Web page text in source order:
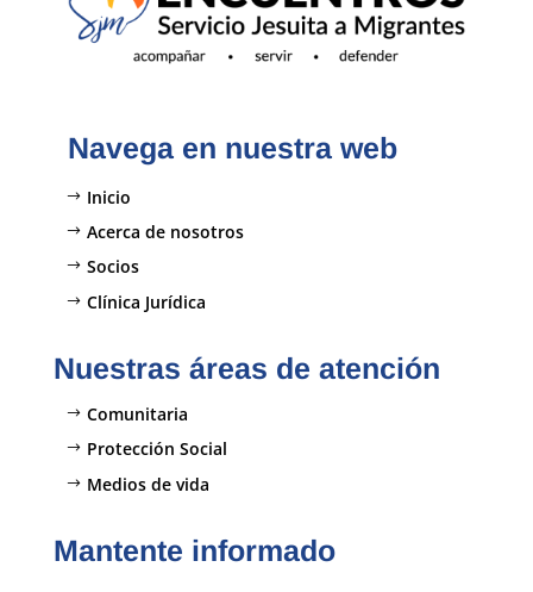
Navega en nuestra web
Inicio
Acerca de nosotros
Socios
Clínica Jurídica
Nuestras áreas de atención
Comunitaria
Protección Social
Medios de vida
Mantente informado